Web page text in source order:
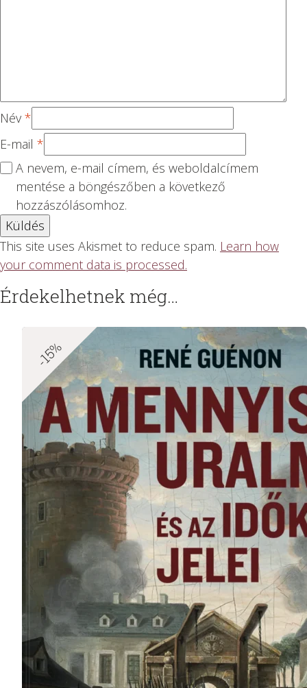
Név *
E-mail *
A nevem, e-mail címem, és weboldalcímem
mentése a böngészőben a következő
hozzászólásomhoz.
This site uses Akismet to reduce spam. Learn how
your comment data is processed.
Érdekelhetnek még…
-15%